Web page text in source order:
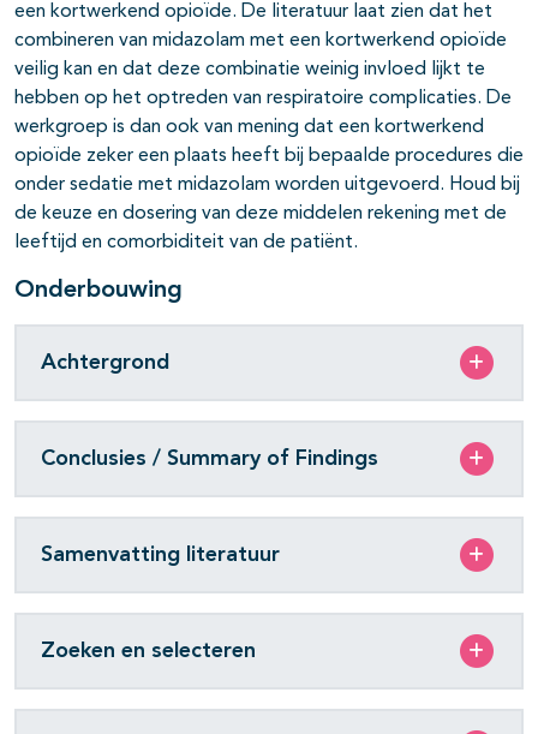
een kortwerkend opioïde. De literatuur laat zien dat het
combineren van midazolam met een kortwerkend opioïde
veilig kan en dat deze combinatie weinig invloed lijkt te
hebben op het optreden van respiratoire complicaties. De
werkgroep is dan ook van mening dat een kortwerkend
opioïde zeker een plaats heeft bij bepaalde procedures die
onder sedatie met midazolam worden uitgevoerd. Houd bij
de keuze en dosering van deze middelen rekening met de
leeftijd en comorbiditeit van de patiënt.
Onderbouwing
Achtergrond
Conclusies / Summary of Findings
Samenvatting literatuur
Zoeken en selecteren